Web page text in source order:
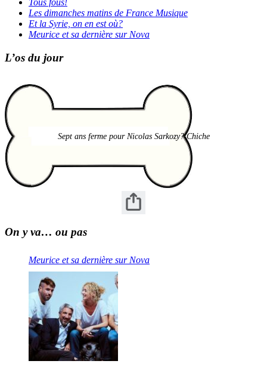
Tous fous!
Les dimanches matins de France Musique
Et la Syrie, on en est où?
Meurice et sa dernière sur Nova
L’os du jour
Sept ans ferme pour Nicolas Sarkozy? Chiche
On y va… ou pas
Meurice et sa dernière sur Nova